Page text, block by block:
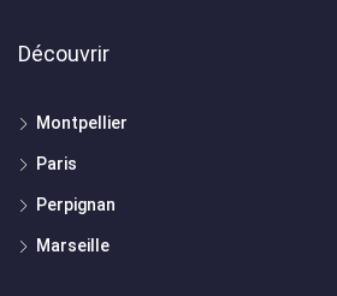
Découvrir
Montpellier
Paris
Perpignan
Marseille